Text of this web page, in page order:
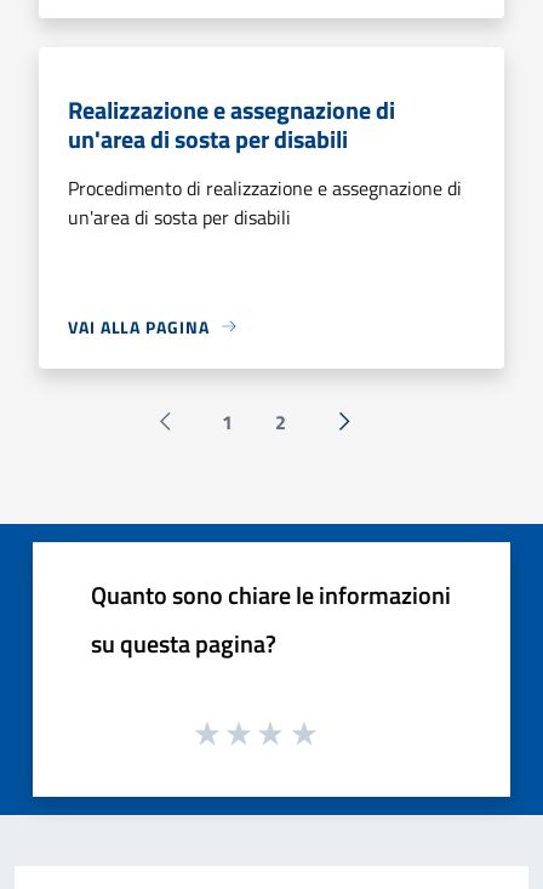
Realizzazione e assegnazione di
un'area di sosta per disabili
Procedimento di realizzazione e assegnazione di
un'area di sosta per disabili
VAI ALLA PAGINA
Pagina precedente
1 2 Successiva »
Quanto sono chiare le informazioni
su questa pagina?